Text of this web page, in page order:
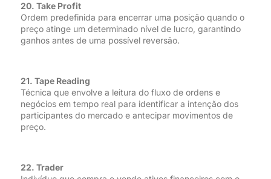
20. Take Profit
Ordem predefinida para encerrar uma posição quando o
preço atinge um determinado nível de lucro, garantindo
ganhos antes de uma possível reversão.
21. Tape Reading
Técnica que envolve a leitura do fluxo de ordens e
negócios em tempo real para identificar a intenção dos
participantes do mercado e antecipar movimentos de
preço.
22. Trader